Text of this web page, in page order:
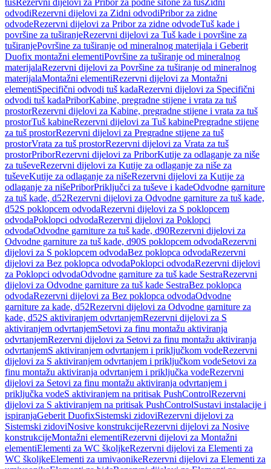
tušRezervni dijelovi za Pribor za podne sifone za tušZidni
odvodiRezervni dijelovi za Zidni odvodiPribor za zidne
odvodeRezervni dijelovi za Pribor za zidne odvodeTuš kade i
površine za tuširanjeRezervni dijelovi za Tuš kade i površine za
tuširanjePovršine za tuširanje od mineralnog materijala i Geberit
Duofix montažni elementiPovršine za tuširanje od mineralnog
materijalaRezervni dijelovi za Površine za tuširanje od mineralnog
materijalaMontažni elementiRezervni dijelovi za Montažni
elementiSpecifični odvodi tuš kadaRezervni dijelovi za Specifični
odvodi tuš kadaPriborKabine, pregradne stijene i vrata za tuš
prostorRezervni dijelovi za Kabine, pregradne stijene i vrata za tuš
prostorTuš kabineRezervni dijelovi za Tuš kabinePregradne stijene
za tuš prostorRezervni dijelovi za Pregradne stijene za tuš
prostorVrata za tuš prostorRezervni dijelovi za Vrata za tuš
prostorPriborRezervni dijelovi za PriborKutije za odlaganje za niše
za tuševeRezervni dijelovi za Kutije za odlaganje za niše za
tuševeKutije za odlaganje za nišeRezervni dijelovi za Kutije za
odlaganje za nišePriborPriključci za tuševe i kadeOdvodne garniture
za tuš kade, d52Rezervni dijelovi za Odvodne garniture za tuš kade,
d52S poklopcem odvodaRezervni dijelovi za S poklopcem
odvodaPoklopci odvodaRezervni dijelovi za Poklopci
odvodaOdvodne garniture za tuš kade, d90Rezervni dijelovi za
Odvodne garniture za tuš kade, d90S poklopcem odvodaRezervni
dijelovi za S poklopcem odvodaBez poklopca odvodaRezervni
dijelovi za Bez poklopca odvodaPoklopci odvodaRezervni dijelovi
za Poklopci odvodaOdvodne garniture za tuš kade SestraRezervni
dijelovi za Odvodne garniture za tuš kade SestraBez poklopca
odvodaRezervni dijelovi za Bez poklopca odvodaOdvodne
garniture za kade, d52Rezervni dijelovi za Odvodne garniture za
kade, d52S aktiviranjem odvrtanjemRezervni dijelovi za S
aktiviranjem odvrtanjemSetovi za finu montažu aktiviranja
odvrtanjemRezervni dijelovi za Setovi za finu montažu aktiviranja
odvrtanjemS aktiviranjem odvrtanjem i priključkom vodeRezervni
dijelovi za S aktiviranjem odvrtanjem i priključkom vodeSetovi za
finu montažu aktiviranja odvrtanjem i priključka vodeRezervni
dijelovi za Setovi za finu montažu aktiviranja odvrtanjem i
priključka vodeS aktiviranjem na pritisak PushControlRezervni
dijelovi za S aktiviranjem na pritisak PushControlSustavi instalacije i
ispiranjaGeberit DuofixSistemski zidoviRezervni dijelovi za
Sistemski zidoviNosive konstrukcijeRezervni dijelovi za Nosive
konstrukcijeMontažni elementiRezervni dijelovi za Montažni
elementiElementi za WC školjkeRezervni dijelovi za Elementi za
WC školjkeElementi za umivaonikeRezervni dijelovi za Elementi za